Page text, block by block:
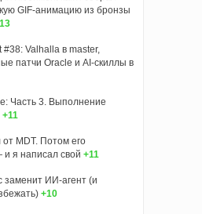
GIF-анимацию из бронзы
Valhalla в master,
патчи Oracle и AI-скиллы в
Часть 3. Выполнение
+11
MDT. Потом его
я написал свой +11
заменит ИИ‑агент (и
+10